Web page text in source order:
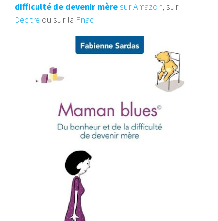
difficulté de devenir mèresur Amazon, sur
Decitre ou sur la Fnac